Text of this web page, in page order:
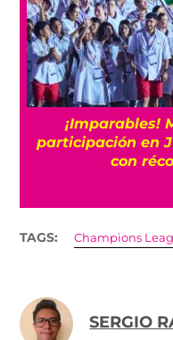
¡Imparables!
participación en
con
TAGS: Champions
SERGIO